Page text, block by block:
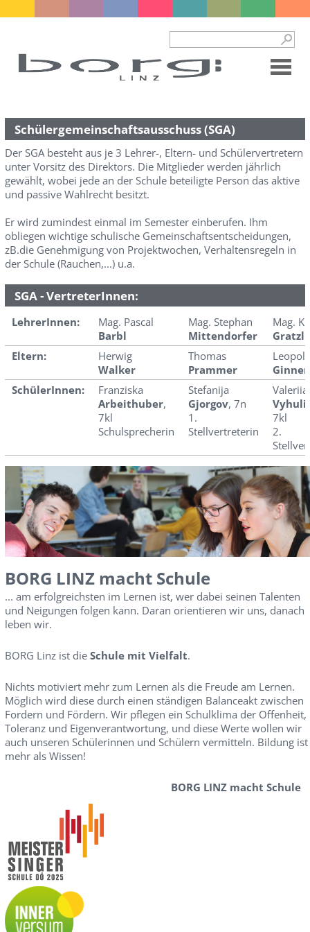
Schülergemeinschaftsausschuss (SGA)
Der SGA besteht aus je 3 Lehrer-, Eltern- und Schülervertretern
unter Vorsitz des Direktors. Die Mitglieder werden jährlich
gewählt, wobei jede an der Schule beteiligte Person das aktive
und passive Wahlrecht besitzt.
Er wird zumindest einmal im Semester einberufen. Ihm
obliegen wichtige schulische Gemeinschaftsentscheidungen,
zB.die Genehmigung von Projektwochen, Verhaltensregeln in
der Schule (Rauchen,...) u.a.
SGA - VertreterInnen:
LehrerInnen:
Mag. Pascal
Barbl
Mag. Stephan
Mittendorfer
Mag.
Gratzl
Eltern:
Herwig
Walker
Thomas
Prammer
Ginner
SchülerInnen:
Franziska
Arbeithuber,
7kl
Schulsprecherin
Stefanija
Gjorgov, 7n
1.
Stellvertreterin
Valeriia
7kl
2.
BORG LINZ macht Schule
... am erfolgreichsten im Lernen ist, wer dabei seinen Talenten
und Neigungen folgen kann. Daran orientieren wir uns, danach
leben wir.
BORG Linz ist die Schule mit Vielfalt.
Nichts motiviert mehr zum Lernen als die Freude am Lernen.
Möglich wird diese durch einen ständigen Balanceakt zwischen
Fordern und Fördern. Wir pflegen ein Schulklima der Offenheit,
Toleranz und Eigenverantwortung, und diese Werte wollen wir
auch unseren Schülerinnen und Schülern vermitteln. Bildung ist
mehr als Wissen!
BORG LINZ macht Schule